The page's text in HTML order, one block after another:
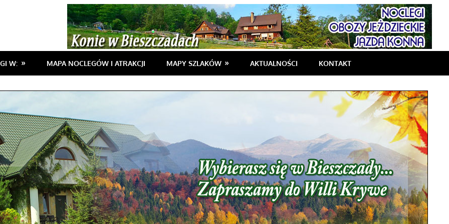
W: MAPA NOCLEGÓW I ATRAKCJI MAPY SZLAKÓW AKTUALNOŚCI KONTAKT